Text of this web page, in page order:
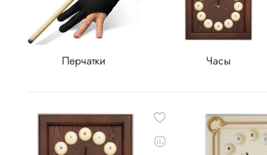
Перчатки Часы